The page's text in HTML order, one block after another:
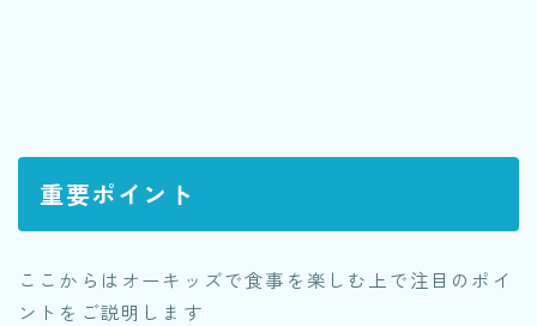
重要ポイント
ここからはオーキッズで食事を楽しむ上で注目のポイ
ントをご説明します